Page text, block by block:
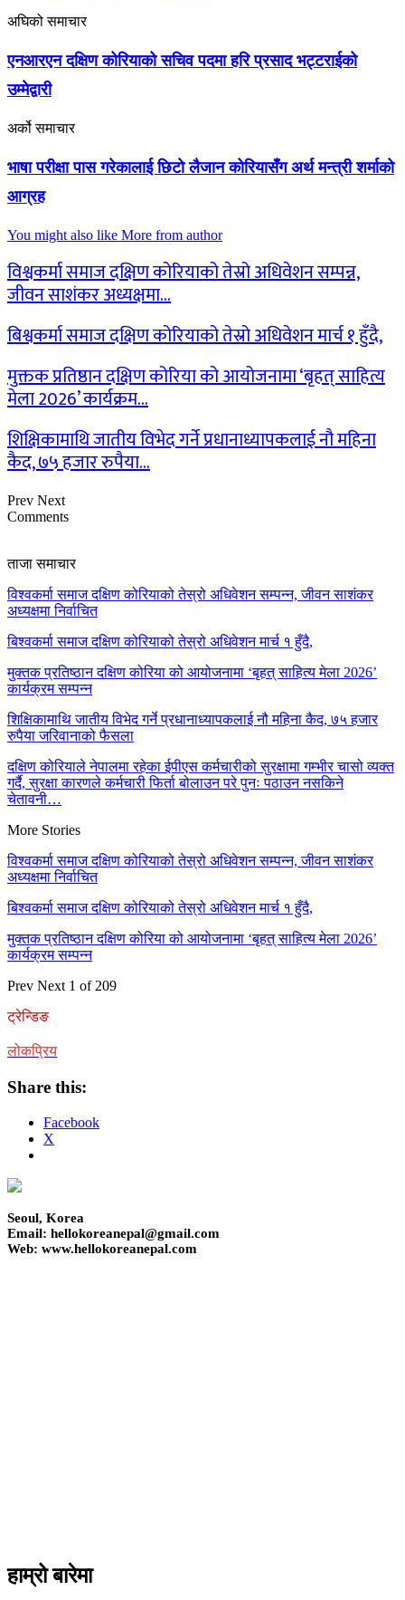
अघिको समाचार
एनआरएन दक्षिण कोरियाको सचिव पदमा हरि प्रसाद भट्टराईको
उम्मेद्वारी
अर्को समाचार
भाषा परीक्षा पास गरेकालाई छिटो लैजान कोरियासँग अर्थ मन्त्री शर्माको
आग्रह
You might also like More from author
विश्वकर्मा समाज दक्षिण कोरियाको तेस्रो अधिवेशन सम्पन्न,
जीवन साशंकर अध्यक्षमा…
बिश्वकर्मा समाज दक्षिण कोरियाको तेस्रो अधिवेशन मार्च १ हुँदै,
मुक्तक प्रतिष्ठान दक्षिण कोरिया को आयोजनामा ‘बृहत् साहित्य
मेला 2026’ कार्यक्रम…
शिक्षिकामाथि जातीय विभेद गर्ने प्रधानाध्यापकलाई नौ महिना
कैद, ७५ हजार रुपैया…
Prev Next
Comments
ताजा समाचार
विश्वकर्मा समाज दक्षिण कोरियाको तेस्रो अधिवेशन सम्पन्न, जीवन साशंकर
अध्यक्षमा निर्वाचित
बिश्वकर्मा समाज दक्षिण कोरियाको तेस्रो अधिवेशन मार्च १ हुँदै,
मुक्तक प्रतिष्ठान दक्षिण कोरिया को आयोजनामा ‘बृहत् साहित्य मेला 2026’
कार्यक्रम सम्पन्न
शिक्षिकामाथि जातीय विभेद गर्ने प्रधानाध्यापकलाई नौ महिना कैद, ७५ हजार
रुपैया जरिवानाको फैसला
दक्षिण कोरियाले नेपालमा रहेका ईपीएस कर्मचारीको सुरक्षामा गम्भीर चासो व्यक्त
गर्दै, सुरक्षा कारणले कर्मचारी फिर्ता बोलाउन परे पुनः पठाउन नसकिने
चेतावनी…
More Stories
विश्वकर्मा समाज दक्षिण कोरियाको तेस्रो अधिवेशन सम्पन्न, जीवन साशंकर
अध्यक्षमा निर्वाचित
बिश्वकर्मा समाज दक्षिण कोरियाको तेस्रो अधिवेशन मार्च १ हुँदै,
मुक्तक प्रतिष्ठान दक्षिण कोरिया को आयोजनामा ‘बृहत् साहित्य मेला 2026’
कार्यक्रम सम्पन्न
Prev Next 1 of 209
ट्रेन्डिङ
लोकप्रिय
Share this:
Facebook
X
Seoul, Korea
Email: hellokoreanepal@gmail.com
Web: www.hellokoreanepal.com
हाम्रो बारेमा